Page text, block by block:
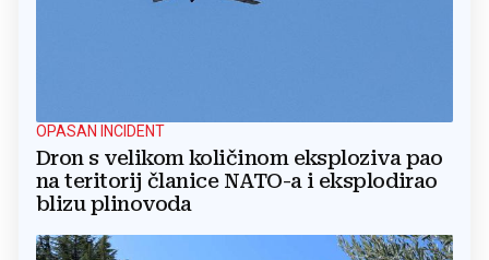
OPASAN INCIDENT
Dron s velikom količinom eksploziva pao
na teritorij članice NATO-a i eksplodirao
blizu plinovoda